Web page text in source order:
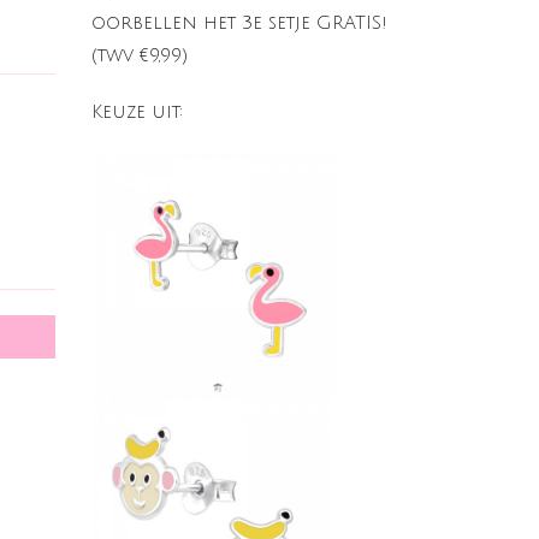
oorbellen het 3e setje GRATIS!
(twv €9,99)
Keuze uit: